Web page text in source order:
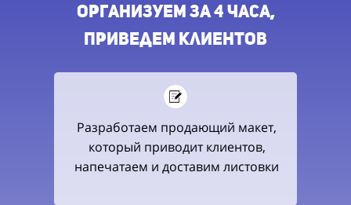
организуем ЗА 4 ЧАСА,
приведем клиентов
Разработаем продающий макет,
который приводит клиентов,
напечатаем и доставим листовки